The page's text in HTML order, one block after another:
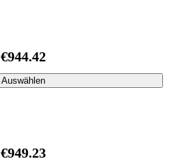
€944.42
Auswählen
€949.23